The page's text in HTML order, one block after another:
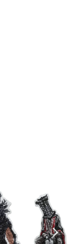
硬派で骨太な評論連載
ゲームにまつわる言葉
ター文化史研究家・タ